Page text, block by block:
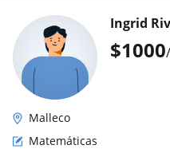
$1000
Ingrid
Malleco
Matemáticas